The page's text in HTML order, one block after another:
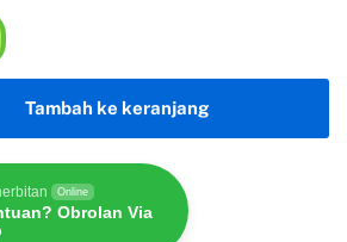
Tambah ke keranjang
Online
Obrolan Via